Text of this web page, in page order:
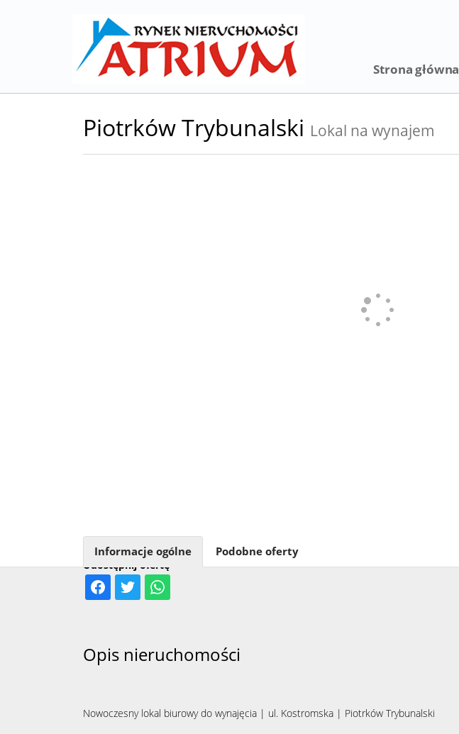
Strona główna
Piotrków Trybunalski Lokal na wynajem
Udostępnij ofertę
Informacje ogólne Podobne oferty
Opis nieruchomości
Nowoczesny lokal biurowy do wynajęcia | ul. Kostromska | Piotrków Trybunalski